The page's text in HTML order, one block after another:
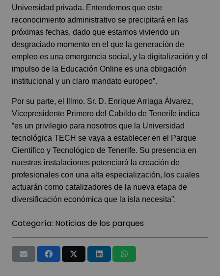
Universidad privada. Entendemos que este
reconocimiento administrativo se precipitará en las
próximas fechas, dado que estamos viviendo un
desgraciado momento en el que la generación de
empleo es una emergencia social, y la digitalización y el
impulso de la Educación Online es una obligación
institucional y un claro mandato europeo”.
Por su parte, el Illmo. Sr. D. Enrique Arriaga Álvarez,
Vicepresidente Primero del Cabildo de Tenerife indica
“es un privilegio para nosotros que la Universidad
tecnológica TECH se vaya a establecer en el Parque
Científico y Tecnológico de Tenerife. Su presencia en
nuestras instalaciones potenciará la creación de
profesionales con una alta especialización, los cuales
actuarán como catalizadores de la nueva etapa de
diversificación económica que la isla necesita”.
Categoría: Noticias de los parques